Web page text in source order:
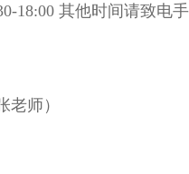
18:00 其他时间请致电手
老师）